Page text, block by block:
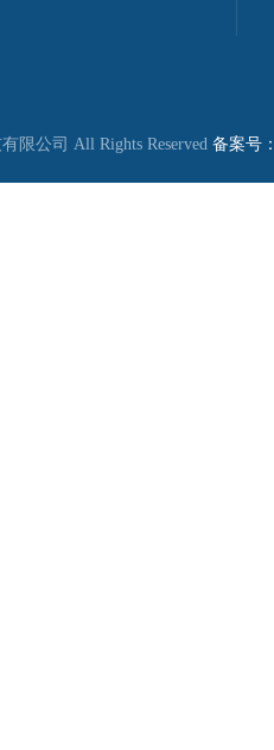
限公司 All Rights Reserved 备案号